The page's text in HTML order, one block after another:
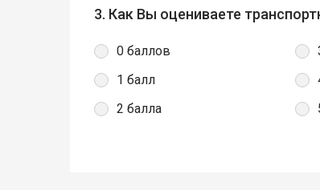
3. Как Вы оцениваете
0 баллов
1 балл
2 балла